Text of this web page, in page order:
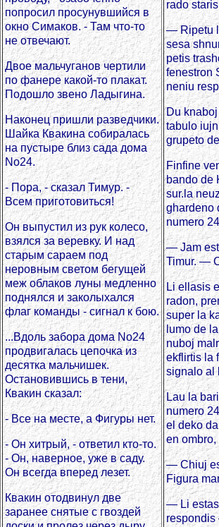
попросил просунувшийся в
окно Симаков. - Там что-то
не отвечают.
Двое мальчуганов чертили
по фанере какой-то плакат.
Подошло звено Ладыгина.
Наконец пришли разведчики.
Шайка Квакина собиралась
на пустыре близ сада дома
No24.
- Пора, - сказал Тимур. -
Всем приготовиться!
Он выпустил из рук колесо,
взялся за веревку. И над
старым сараем под
неровным светом бегущей
меж облаков луны медленно
поднялся и заколыхался
флаг команды - сигнал к бою.
...Вдоль забора дома No24
продвигалась цепочка из
десятка мальчишек.
Остановившись в тени,
Квакин сказал:
- Все на месте, а Фигуры нет.
- Он хитрый, - ответил кто-то.
- Он, наверное, уже в саду.
Он всегда вперед лезет.
Квакин отодвинул две
заранее снятые с гвоздей
rado
— Ripetu
sesa
petis
fenestron
neniu
Du
tabulo
grupeto
Finfine
bando de
sur.la
ghardeno
numero
— Jam
Timur. —
Li ellasis
radon,
super la
lumo de
nuboj
ekflirtis la
signalo al
Lau la
numero
el deko
en
— Chiuj
Figura
— Li